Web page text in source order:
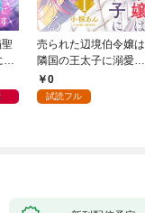
売られた辺境伯令嬢は
隣国の王太子に溺愛さ
れる 1
0
試読フル